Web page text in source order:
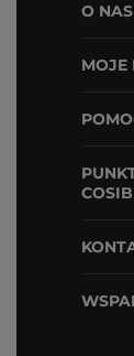
O NAS
MOJE